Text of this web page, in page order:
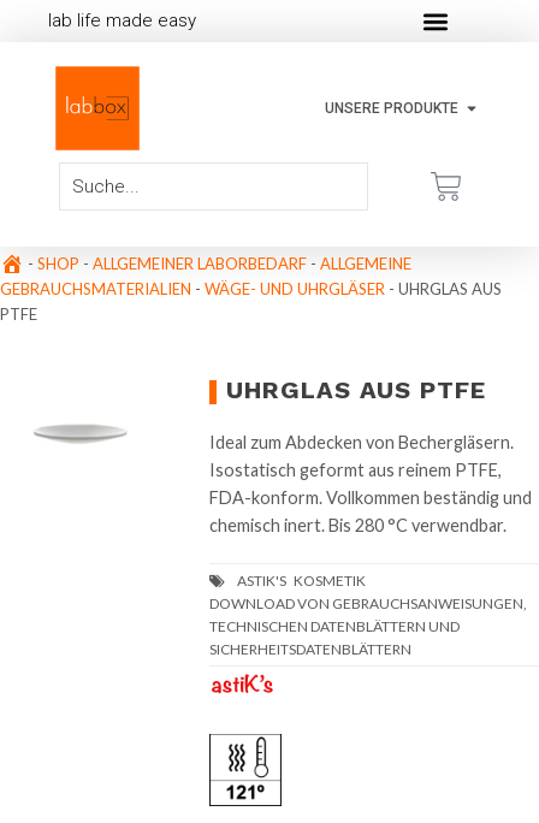
lab life made easy
UNSERE PRODUKTE
- SHOP - ALLGEMEINER LABORBEDARF - ALLGEMEINE
GEBRAUCHSMATERIALIEN - WÄGE- UND UHRGLÄSER - UHRGLAS AUS
PTFE
UHRGLAS AUS PTFE
Ideal zum Abdecken von Bechergläsern.
Isostatisch geformt aus reinem PTFE,
FDA-konform. Vollkommen beständig und
chemisch inert. Bis 280 °C verwendbar.
DOWNLOAD VON GEBRAUCHSANWEISUNGEN,
TECHNISCHEN DATENBLÄTTERN UND
SICHERHEITSDATENBLÄTTERN